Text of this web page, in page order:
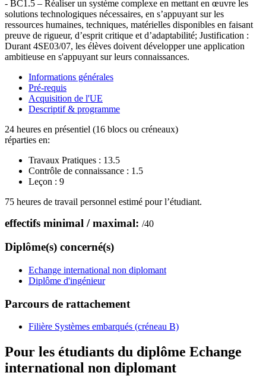
- BC1.5 – Réaliser un système complexe en mettant en œuvre les
solutions technologiques nécessaires, en s’appuyant sur les
ressources humaines, techniques, matérielles disponibles en faisant
preuve de rigueur, d’esprit critique et d’adaptabilité; Justification :
Durant 4SE03/07, les élèves doivent développer une application
ambitieuse en s'appuyant sur leurs connaissances.
Informations générales
Pré-requis
Acquisition de l'UE
Descriptif & programme
24 heures en présentiel (16 blocs ou créneaux)
réparties en:
Travaux Pratiques : 13.5
Contrôle de connaissance : 1.5
Leçon : 9
75 heures de travail personnel estimé pour l’étudiant.
effectifs minimal / maximal: /40
Diplôme(s) concerné(s)
Echange international non diplomant
Diplôme d'ingénieur
Parcours de rattachement
Filière Systèmes embarqués (créneau B)
Pour les étudiants du diplôme Echange
international non diplomant